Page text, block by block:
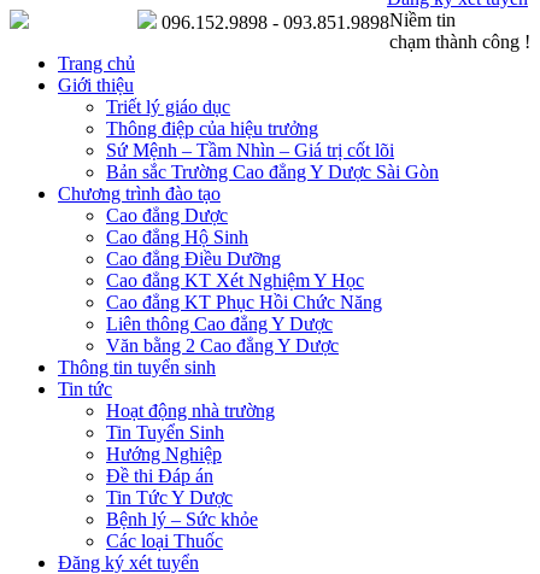
Niềm tin
chạm thành công !
096.152.9898 - 093.851.9898
Trang chủ
Giới thiệu
Triết lý giáo dục
Thông điệp của hiệu trưởng
Sứ Mệnh – Tầm Nhìn – Giá trị cốt lõi
Bản sắc Trường Cao đẳng Y Dược Sài Gòn
Chương trình đào tạo
Cao đẳng Dược
Cao đẳng Hộ Sinh
Cao đẳng Điều Dưỡng
Cao đẳng KT Xét Nghiệm Y Học
Cao đẳng KT Phục Hồi Chức Năng
Liên thông Cao đẳng Y Dược
Văn bằng 2 Cao đẳng Y Dược
Thông tin tuyển sinh
Tin tức
Hoạt động nhà trường
Tin Tuyển Sinh
Hướng Nghiệp
Đề thi Đáp án
Tin Tức Y Dược
Bệnh lý – Sức khỏe
Các loại Thuốc
Đăng ký xét tuyển